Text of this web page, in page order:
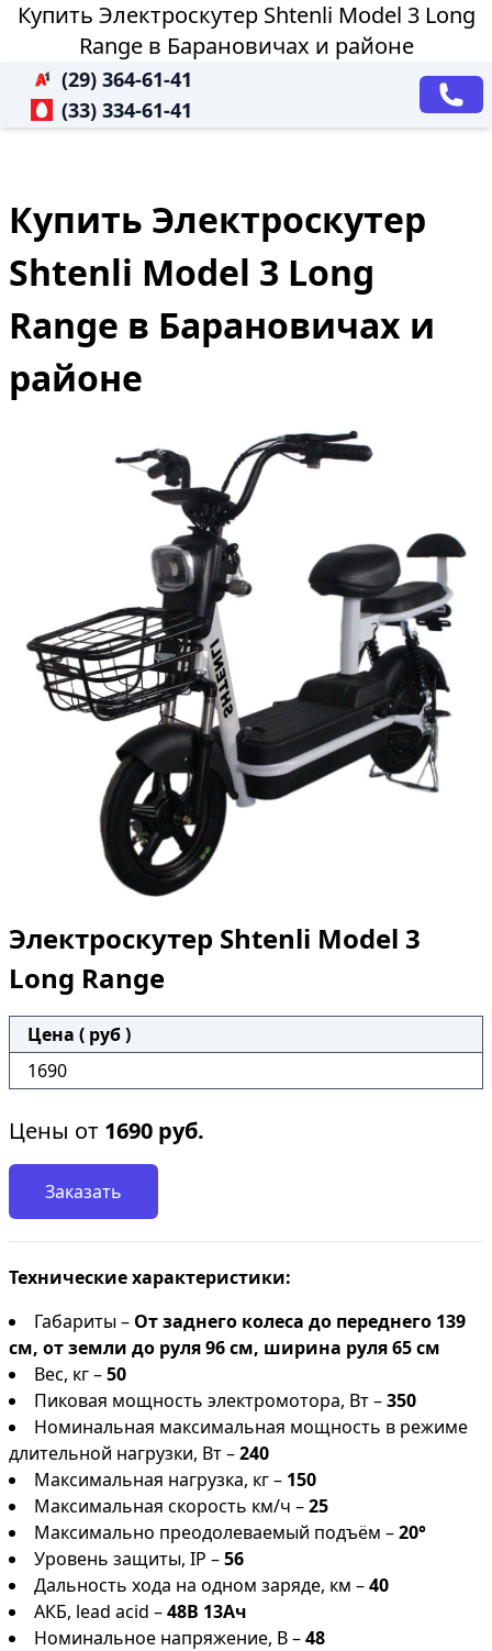
Купить Электроскутер Shtenli Model 3 Long
Range в Барановичах и районе
(29) 364-61-41
(33) 334-61-41
Купить Электроскутер
Shtenli Model 3 Long
Range в Барановичах и
районе
Электроскутер Shtenli Model 3
Long Range
Цена ( руб )
1690
Цены от 1690 руб.
Заказать
Технические характеристики:
Габариты – От заднего колеса до переднего 139
см, от земли до руля 96 см, ширина руля 65 см
Вес, кг –50
Пиковая мощность электромотора, Вт –350
Номинальная максимальная мощность в режиме
длительной нагрузки, Вт –240
Максимальная нагрузка, кг – 150
Максимальная скорость км/ч –25
Максимально преодолеваемый подъём –20°
Уровень защиты, IP –56
Дальность хода на одном заряде, км –40
АКБ, lead acid –48В 13Ач
Номинальное напряжение, В –48